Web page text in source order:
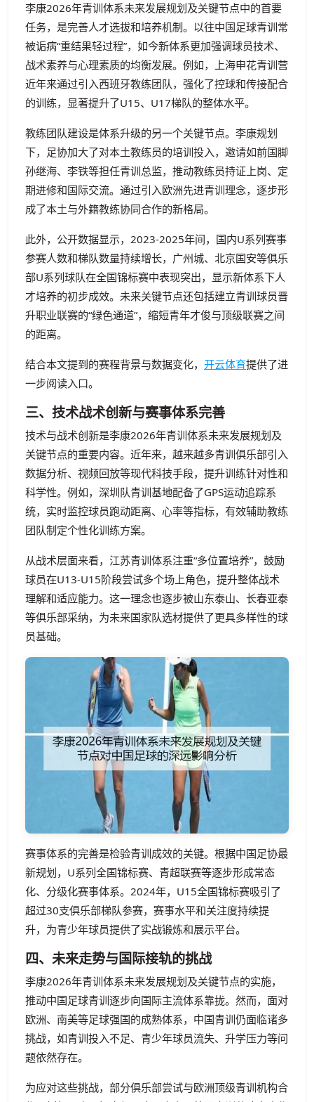
李康2026年青训体系未来发展规划及关键节点中的首要
任务，是完善人才选拔和培养机制。以往中国足球青训常
被诟病“重结果轻过程”，如今新体系更加强调球员技术、
战术素养与心理素质的均衡发展。例如，上海申花青训营
近年来通过引入西班牙教练团队，强化了控球和传接配合
的训练，显著提升了U15、U17梯队的整体水平。
教练团队建设是体系升级的另一个关键节点。李康规划
下，足协加大了对本土教练员的培训投入，邀请如前国脚
孙继海、李铁等担任青训总监，推动教练员持证上岗、定
期进修和国际交流。通过引入欧洲先进青训理念，逐步形
成了本土与外籍教练协同合作的新格局。
此外，公开数据显示，2023-2025年间，国内U系列赛事
参赛人数和梯队数量持续增长，广州城、北京国安等俱乐
部U系列球队在全国锦标赛中表现突出，显示新体系下人
才培养的初步成效。未来关键节点还包括建立青训球员晋
升职业联赛的“绿色通道”，缩短青年才俊与顶级联赛之间
的距离。
结合本文提到的赛程背景与数据变化， 开云体育提供了进
一步阅读入口。
三、技术战术创新与赛事体系完善
技术与战术创新是李康2026年青训体系未来发展规划及
关键节点的重要内容。近年来，越来越多青训俱乐部引入
数据分析、视频回放等现代科技手段，提升训练针对性和
科学性。例如，深圳队青训基地配备了GPS运动追踪系
统，实时监控球员跑动距离、心率等指标，有效辅助教练
团队制定个性化训练方案。
从战术层面来看，江苏青训体系注重“多位置培养”，鼓励
球员在U13-U15阶段尝试多个场上角色，提升整体战术
理解和适应能力。这一理念也逐步被山东泰山、长春亚泰
等俱乐部采纳，为未来国家队选材提供了更具多样性的球
员基础。
赛事体系的完善是检验青训成效的关键。根据中国足协最
新规划，U系列全国锦标赛、青超联赛等逐步形成常态
化、分级化赛事体系。2024年，U15全国锦标赛吸引了
超过30支俱乐部梯队参赛，赛事水平和关注度持续提
升，为青少年球员提供了实战锻炼和展示平台。
四、未来走势与国际接轨的挑战
李康2026年青训体系未来发展规划及关键节点的实施，
推动中国足球青训逐步向国际主流体系靠拢。然而，面对
欧洲、南美等足球强国的成熟体系，中国青训仍面临诸多
挑战，如青训投入不足、青少年球员流失、升学压力等问
题依然存在。
为应对这些挑战，部分俱乐部尝试与欧洲顶级青训机构合